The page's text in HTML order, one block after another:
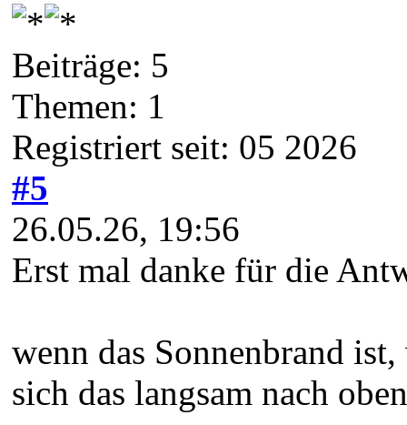
Beiträge: 5
Themen: 1
Registriert seit: 05 2026
#5
26.05.26, 19:56
Erst mal danke für die
wenn das Sonnenbrand
sich das langsam nach